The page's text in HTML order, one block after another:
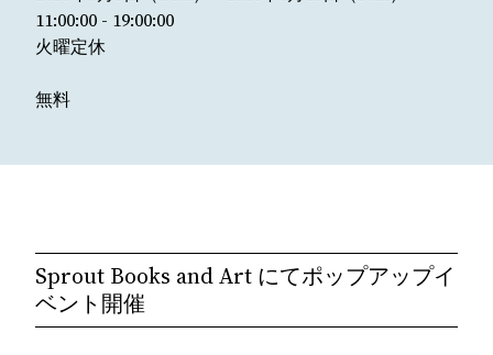
11:00:00 - 19:00:00
火曜定休
無料
Sprout Books and Art にてポップアップイ
ベント開催